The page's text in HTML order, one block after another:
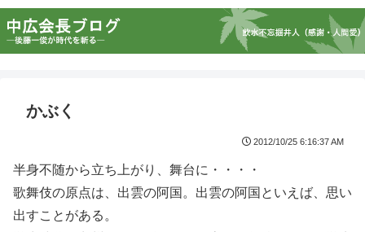
かぶく
2012/10/25 6:16:37 AM
半身不随から立ち上がり、舞台に・・・・
歌舞伎の原点は、出雲の阿国。出雲の阿国といえば、思い
出すことがある。